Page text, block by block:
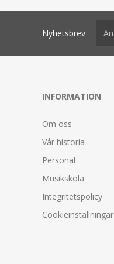
Nyhetsbrev
INFORMATION
Om oss
Vår historia
Personal
Musikskola
Integritetspolicy
Cookieinställningar